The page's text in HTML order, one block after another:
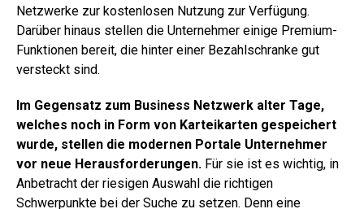
Netzwerke zur kostenlosen Nutzung zur Verfügung.
Darüber hinaus stellen die Unternehmer einige Premium-
Funktionen bereit, die hinter einer Bezahlschranke gut
versteckt sind.
Im Gegensatz zum Business Netzwerk alter Tage,
welches noch in Form von Karteikarten gespeichert
wurde, stellen die modernen Portale Unternehmer
vor neue Herausforderungen. Für sie ist es wichtig, in
Anbetracht der riesigen Auswahl die richtigen
Schwerpunkte bei der Suche zu setzen. Denn eine